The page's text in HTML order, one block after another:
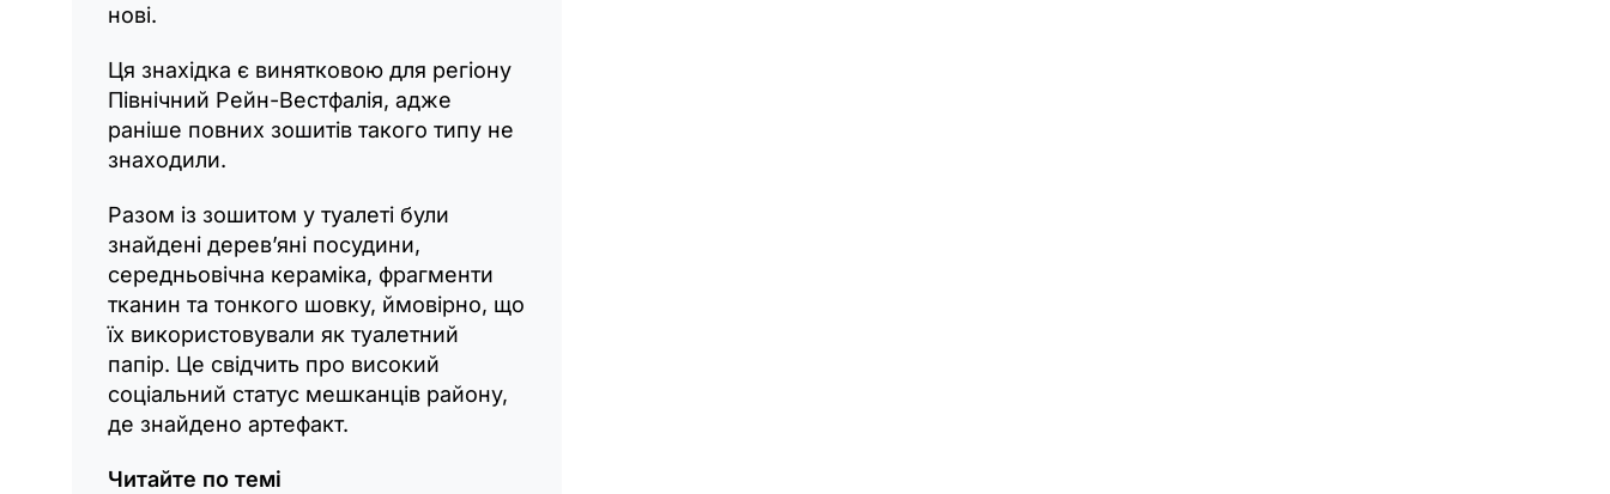
нові.
Ця знахідка є винятковою для регіону
Північний Рейн-Вестфалія, адже
раніше повних зошитів такого типу не
знаходили.
Разом із зошитом у туалеті були
знайдені дерев’яні посудини,
середньовічна кераміка, фрагменти
тканин та тонкого шовку, ймовірно, що
їх використовували як туалетний
папір. Це свідчить про високий
соціальний статус мешканців району,
де знайдено артефакт.
Читайте по темі